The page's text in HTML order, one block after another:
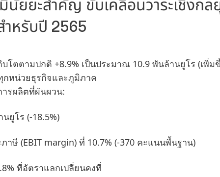
นัยยะสำคัญ ขับเคลื่อนวาระเชิงกล
ำหรับปี 2565
โตตามปกติ +8.9% เป็นประมาณ 10.9 พันล้านยูโร (เพิ่ม
กหน่วยธุรกิจและภูมิภาค
รผลิตที่ผันผวน:
นยูโร (-18.5%)
าษี (EBIT margin) ที่ 10.7% (-370 คะแนนพื้นฐาน)
ที่อัตราแลกเปลี่ยนคงที่